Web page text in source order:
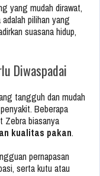
yang mudah dirawat,
pilihan yang
suasana hidup,
Diwaspadai
tangguh dan mudah
Beberapa
Zebra biasanya
kualitas pakan.
pernapasan
serta kutu atau